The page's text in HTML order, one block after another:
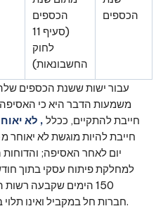
הכספים
(סעיף 11
לחוק
החשבונאות)
הכספים
משמעות הדבר היא כי
חייבת להתקיים, ככלל , לא יאוחר מ-30
יום לאחר האסיפה;
למחלקת פיתוח עסקי בתוך
150 הימים שקבעה
חברות חל במקביל ואינו תלוי בתאריך האסיפה הכללית השנתית.